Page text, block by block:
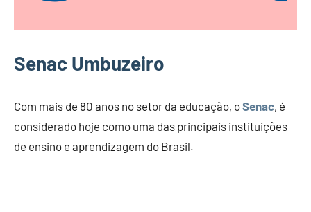
Senac Umbuzeiro
Com mais de 80 anos no setor da educação, oSenac, é
considerado hoje como uma das principais instituições
de ensino e aprendizagem do Brasil.